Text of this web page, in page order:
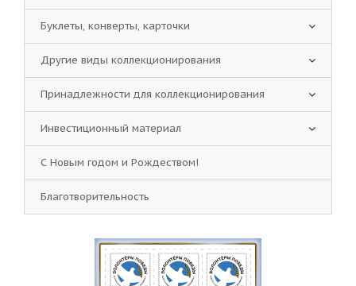
Буклеты, конверты, карточки
Другие виды коллекционирования
Принадлежности для коллекционирования
Инвестиционный материал
С Новым годом и Рождеством!
Благотворительность